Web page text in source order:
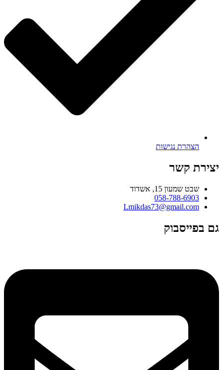
הצהרת נגישות
יצירת קשר
שבט שמעון 15, אשדוד
058-788-6903
Lmikdas73@gmail.com
גם בפייסבוק